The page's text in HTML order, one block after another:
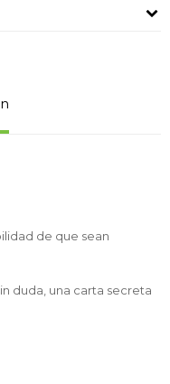
de que sean
duda, una carta secreta